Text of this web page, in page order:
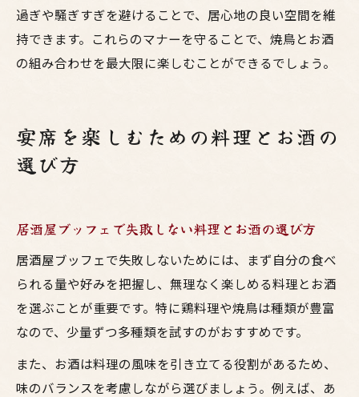
過ぎや騒ぎすぎを避けることで、居心地の良い空間を維
持できます。これらのマナーを守ることで、焼鳥とお酒
の組み合わせを最大限に楽しむことができるでしょう。
宴席を楽しむための料理とお酒の
選び方
居酒屋ブッフェで失敗しない料理とお酒の選び方
居酒屋ブッフェで失敗しないためには、まず自分の食べ
られる量や好みを把握し、無理なく楽しめる料理とお酒
を選ぶことが重要です。特に鶏料理や焼鳥は種類が豊富
なので、少量ずつ多種類を試すのがおすすめです。
また、お酒は料理の風味を引き立てる役割があるため、
味のバランスを考慮しながら選びましょう。例えば、あ